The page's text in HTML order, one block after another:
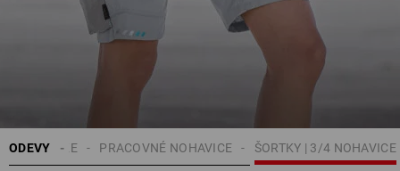
ODEVY ŠORTKY | 3/4 NOHAVICE
PRACOVNÉ NOHAVICE
DÁMSKE